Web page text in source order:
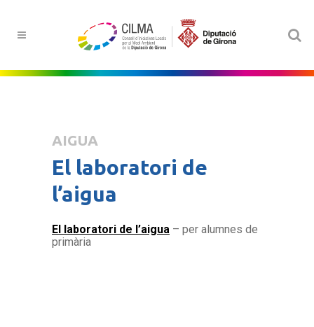
AIGUA
El laboratori de
l’aigua
El laboratori de l’aigua – per alumnes de
primària